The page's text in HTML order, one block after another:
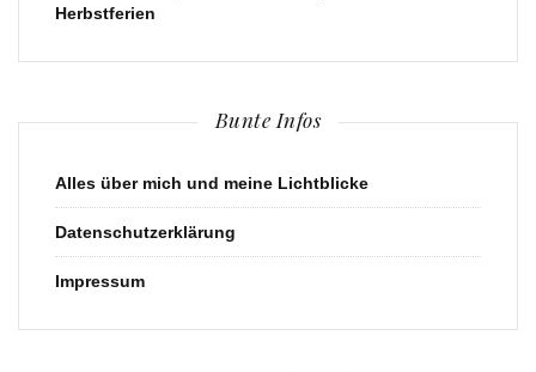
Herbstferien
Bunte Infos
Alles über mich und meine Lichtblicke
Datenschutzerklärung
Impressum